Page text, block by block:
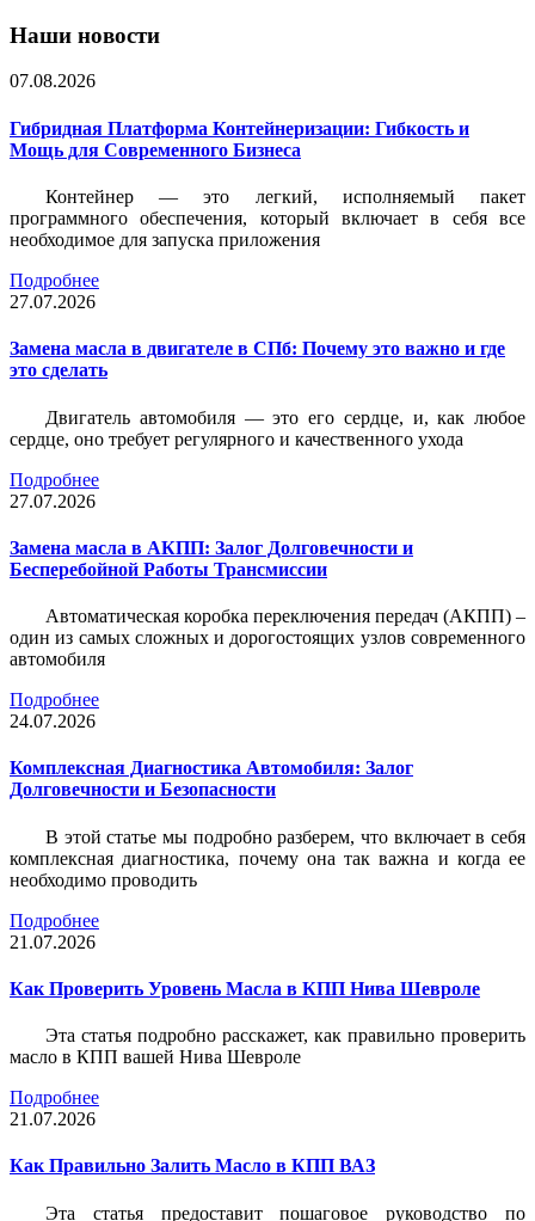
Наши новости
07.08.2026
Гибридная Платформа Контейнеризации: Гибкость и
Мощь для Современного Бизнеса
Контейнер — это легкий, исполняемый пакет
программного обеспечения, который включает в себя все
необходимое для запуска приложения
Подробнее
27.07.2026
Замена масла в двигателе в СПб: Почему это важно и где
это сделать
Двигатель автомобиля — это его сердце, и, как любое
сердце, оно требует регулярного и качественного ухода
Подробнее
27.07.2026
Замена масла в АКПП: Залог Долговечности и
Бесперебойной Работы Трансмиссии
Автоматическая коробка переключения передач (АКПП) –
один из самых сложных и дорогостоящих узлов современного
автомобиля
Подробнее
24.07.2026
Комплексная Диагностика Автомобиля: Залог
Долговечности и Безопасности
В этой статье мы подробно разберем, что включает в себя
комплексная диагностика, почему она так важна и когда ее
необходимо проводить
Подробнее
21.07.2026
Как Проверить Уровень Масла в КПП Нива Шевроле
Эта статья подробно расскажет, как правильно проверить
масло в КПП вашей Нива Шевроле
Подробнее
21.07.2026
Как Правильно Залить Масло в КПП ВАЗ
Эта статья предоставит пошаговое руководство по